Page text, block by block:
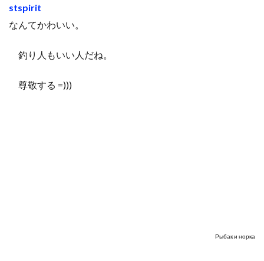
stspirit
なんてかわいい。
釣り人もいい人だね。
尊敬する =)))
Рыбак и норка